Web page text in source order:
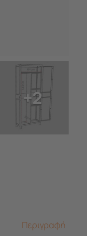
+2
Περιγραφή